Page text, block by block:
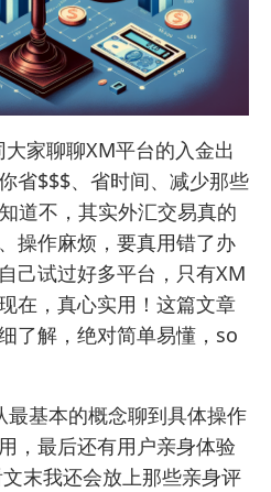
家聊聊XM平台的入金出
省$$$、省时间、减少那些
道不，其实外汇交易真的
操作麻烦，要真用错了办
己试过好多平台，只有XM
在，真心实用！这篇文章
了解，绝对简单易懂，so
基本的概念聊到具体操作
，最后还有用户亲身体验
末我还会放上那些亲身评